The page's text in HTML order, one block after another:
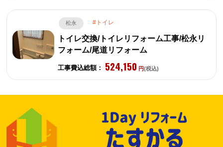
松永 トイレ
トイレ交換/トイレリフォーム工事/松永リ
フォーム/尾道リフォーム
工事費込総額： 524,150 円(税込)